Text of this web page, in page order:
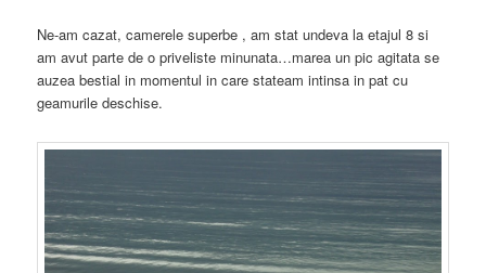
Ne-am cazat, camerele superbe , am stat undeva la etajul 8 si
am avut parte de o priveliste minunata…marea un pic agitata se
auzea bestial in momentul in care stateam intinsa in pat cu
geamurile deschise.